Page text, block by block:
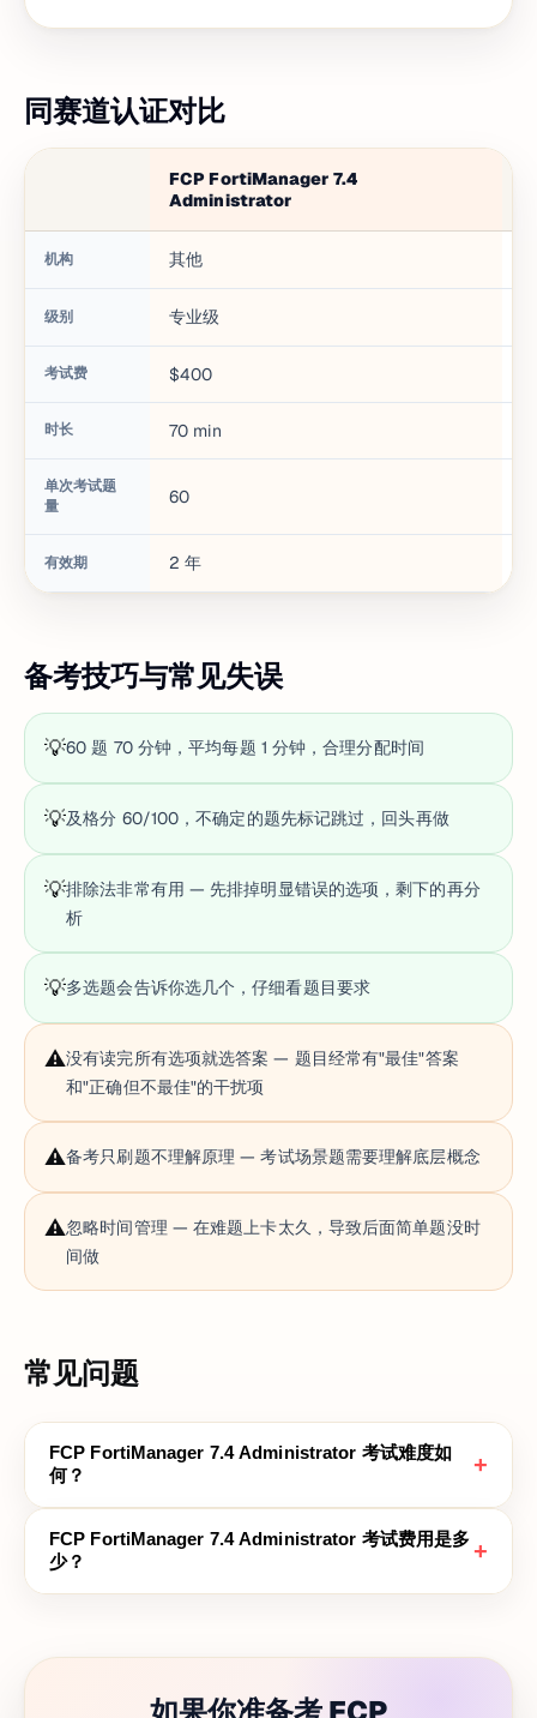
同赛道认证对比
FCP FortiManager 7.4
Administrator
机构 其他
级别 专业级
考试费 $400
时长 70 min
单次考试题
量
60
有效期 2 年
备考技巧与常见失误
💡60 题 70 分钟，平均每题 1 分钟，合理分配时间
💡及格分 60/100，不确定的题先标记跳过，回头再做
💡排除法非常有用 — 先排掉明显错误的选项，剩下的再分
析
💡多选题会告诉你选几个，仔细看题目要求
⚠️没有读完所有选项就选答案 — 题目经常有"最佳"答案
和"正确但不最佳"的干扰项
⚠️备考只刷题不理解原理 — 考试场景题需要理解底层概念
⚠️忽略时间管理 — 在难题上卡太久，导致后面简单题没时
间做
常见问题
FCP FortiManager 7.4 Administrator 考试难度如
何？
+
FCP FortiManager 7.4 Administrator 考试费用是多
少？
+